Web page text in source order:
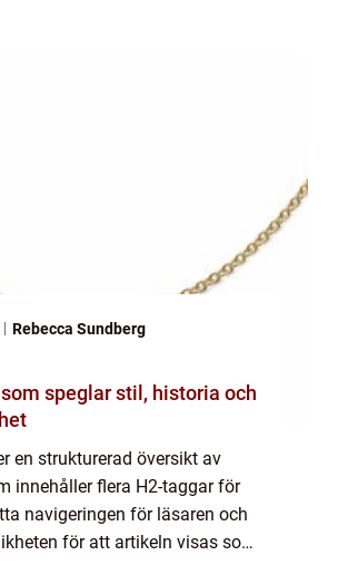
Rebecca Sundberg
speglar stil, historia och
en strukturerad översikt av
innehåller flera H2-taggar för
navigeringen för läsaren och
för att artikeln visas som